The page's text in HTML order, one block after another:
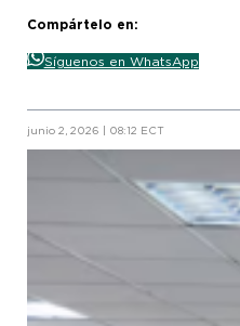
Compártelo en:
Síguenos en WhatsApp
junio 2, 2026 | 08:12 ECT